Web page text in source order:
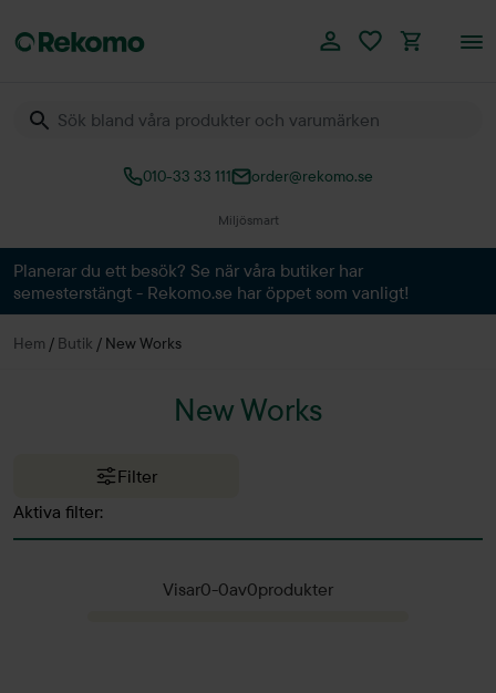
010-33 33 111 order@rekomo.se
Miljösmart
Planerar du ett besök? Se när våra butiker har
semesterstängt - Rekomo.se har öppet som vanligt!
Hem / Butik / New Works
New Works
Filter
Aktiva filter:
Visar0-0av0produkter